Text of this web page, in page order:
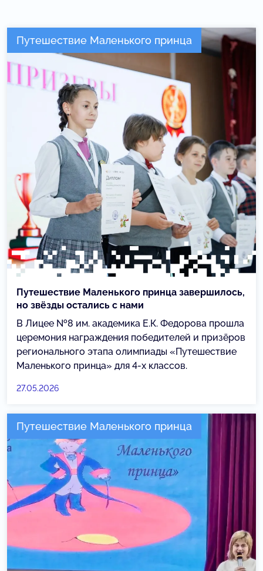
Путешествие Маленького принца
Путешествие Маленького принца завершилось,
но звёзды остались с нами
В Лицее №8 им. академика Е.К. Федорова прошла
церемония награждения победителей и призёров
регионального этапа олимпиады «Путешествие
Маленького принца» для 4-х классов.
27.05.2026
Путешествие Маленького принца